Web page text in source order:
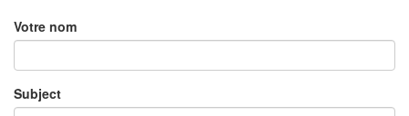
Votre nom
Subject